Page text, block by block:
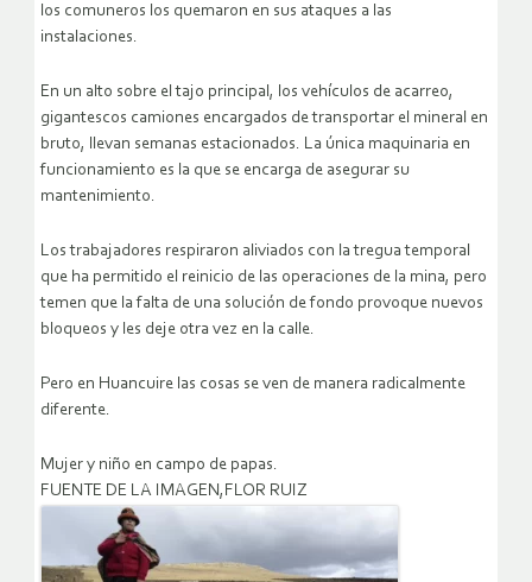
los comuneros los quemaron en sus ataques a las
instalaciones.
En un alto sobre el tajo principal, los vehículos de acarreo,
gigantescos camiones encargados de transportar el mineral en
bruto, llevan semanas estacionados. La única maquinaria en
funcionamiento es la que se encarga de asegurar su
mantenimiento.
Los trabajadores respiraron aliviados con la tregua temporal
que ha permitido el reinicio de las operaciones de la mina, pero
temen que la falta de una solución de fondo provoque nuevos
bloqueos y les deje otra vez en la calle.
Pero en Huancuire las cosas se ven de manera radicalmente
diferente.
Mujer y niño en campo de papas.
FUENTE DE LA IMAGEN,FLOR RUIZ